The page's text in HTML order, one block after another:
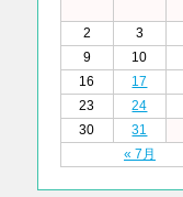
2
3
9
10
16
17
23
24
30
31
« 7月